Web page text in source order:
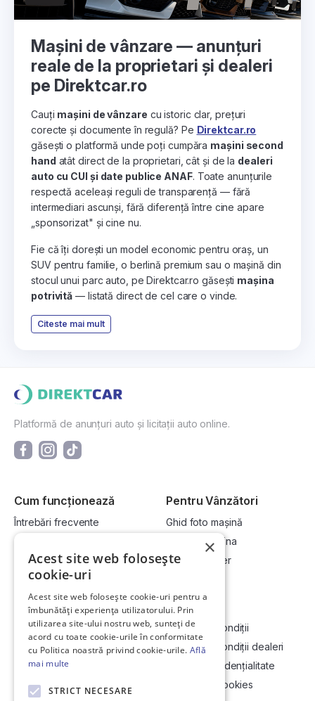
Mașini de vânzare — anunțuri
reale de la proprietari și dealeri
pe Direktcar.ro
Cauți mașini de vânzare cu istoric clar, prețuri
corecte și documente în regulă? Pe Direktcar.ro
găsești o platformă unde poți cumpăra mașini second
hand atât direct de la proprietari, cât și de la dealeri
auto cu CUI și date publice ANAF. Toate anunțurile
respectă aceleași reguli de transparență — fără
intermediari ascunși, fără diferență între cine apare
„sponsorizat" și cine nu.
Fie că îți dorești un model economic pentru oraș, un
SUV pentru familie, o berlină premium sau o mașină din
stocul unui parc auto, pe Direktcar.ro găsești mașina
potrivită — listată direct de cel care o vinde.
Citeste mai mult
Platformă de anunțuri auto și licitații auto online.
Cum funcționează
Întrebări frecvente
Cum vând la licitație?
Pentru Vânzători
Ghid foto mașină
Vinde-ți mașina
Devino dealer
Link-uri utile
Informații utile vizionare
Contact
Soluționarea Online a litigiilor
ANCP
Compania
Termeni și condiții
Termeni și condiții dealeri
Politică confidențialitate
Politica de cookies
×
Acest site web folosește
cookie-uri
Acest site web folosește cookie-uri pentru a
îmbunătăți experiența utilizatorului. Prin
utilizarea site-ului nostru web, sunteți de
acord cu toate cookie-urile în conformitate
cu Politica noastră privind cookie-urile. Află
mai multe
STRICT NECESARE